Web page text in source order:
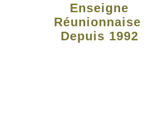
Enseigne
Réunionnaise
Depuis 1992